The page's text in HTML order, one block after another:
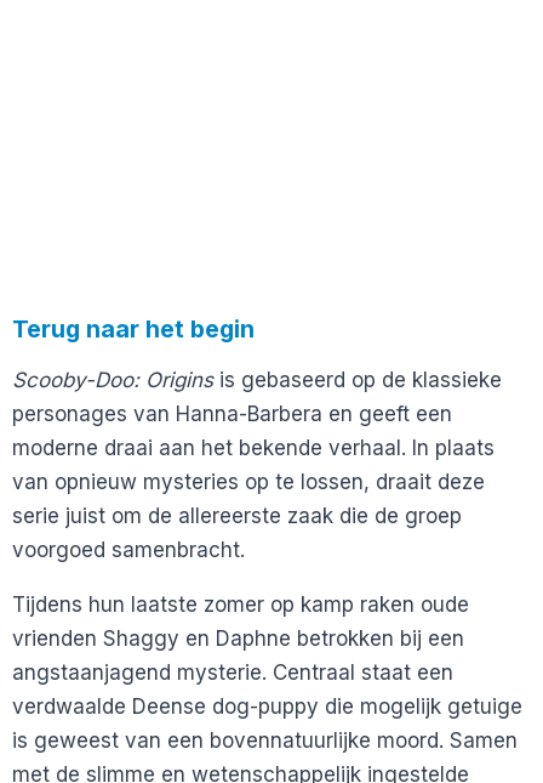
Terug naar het begin
Scooby-Doo: Originsis gebaseerd op de klassieke
personages van Hanna-Barbera en geeft een
moderne draai aan het bekende verhaal. In plaats
van opnieuw mysteries op te lossen, draait deze
serie juist om de allereerste zaak die de groep
voorgoed samenbracht.
Tijdens hun laatste zomer op kamp raken oude
vrienden Shaggy en Daphne betrokken bij een
angstaanjagend mysterie. Centraal staat een
verdwaalde Deense dog-puppy die mogelijk getuige
is geweest van een bovennatuurlijke moord. Samen
met de slimme en wetenschappelijk ingestelde